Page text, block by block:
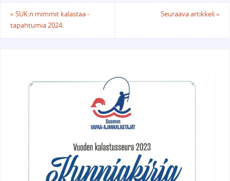
« SUK:n mimmit kalastaa -
tapahtumia 2024:
Seuraava artikkeli»